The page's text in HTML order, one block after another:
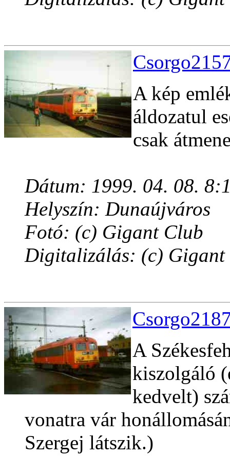
A kép
áldozatul
csak
Dátum: 1999. 04. 08.
Helyszín: Dunaújváros
Fotó: (c) Gigant Club
Digitalizálás: (c) Gigant
A
kiszolgáló
kedvelt)
vonatra vár
Szergej látszik.)